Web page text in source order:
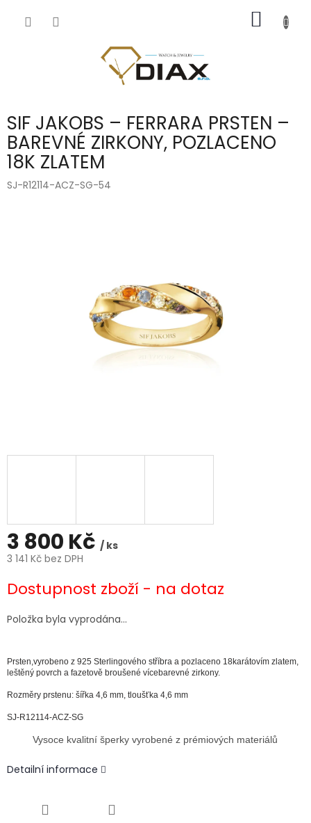
KOŠÍK
SIF JAKOBS – FERRARA PRSTEN –
BAREVNÉ ZIRKONY, POZLACENO
18K ZLATEM
SJ-R12114-ACZ-SG-54
3 800 Kč / ks
3 141 Kč bez DPH
cena:
Dostupnost zboží - na dotaz
Položka byla vyprodána…
Prsten,vyrobeno z 925 Sterlingového stříbra a pozlaceno 18karátovím zlatem,
leštěný povrch a fazetově broušené vícebarevné zirkony.
Rozměry prstenu: šířka 4,6 mm, tloušťka 4,6 mm
SJ-R12114-ACZ-SG
Vysoce kvalitní šperky vyrobené z prémiových materiálů
Detailní informace